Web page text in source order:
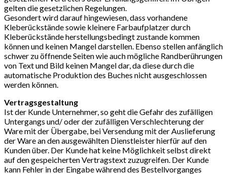
gelten die gesetzlichen Regelungen.
Gesondert wird darauf hingewiesen, dass vorhandene
Kleberückstände sowie kleinere Farbaufplatzer durch
Kleberückstände herstellungsbedingt zustande kommen
können und keinen Mangel darstellen. Ebenso stellen anfänglich
schwer zu öffnende Seiten wie auch mögliche Randberührungen
von Text und Bild keinen Mangel dar, da diese durch die
automatische Produktion des Buches nicht ausgeschlossen
werden können.
Vertragsgestaltung
Ist der Kunde Unternehmer, so geht die Gefahr des zufälligen
Untergangs und/ oder der zufälligen Verschlechterung der
Ware mit der Übergabe, bei Versendung mit der Auslieferung
der Ware an den ausgewählten Dienstleister hierfür auf den
Kunden über. Der Kunde hat keine Möglichkeit selbst direkt
auf den gespeicherten Vertragstext zuzugreifen. Der Kunde
kann Fehler in der Eingabe während des Bestellvorganges